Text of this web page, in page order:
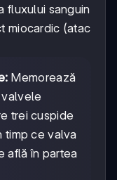
fluxului sanguin
miocardic (atac
Memorează
trei cuspide
timp ce valva
află în partea